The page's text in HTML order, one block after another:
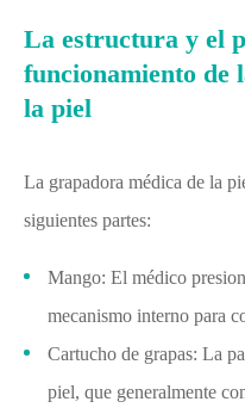
La estructura y el
funcionamiento de
la piel
La grapadora médica de la
siguientes partes:
Mango: El médico
mecanismo interno para
Cartucho de grapas: La
piel, que generalmente